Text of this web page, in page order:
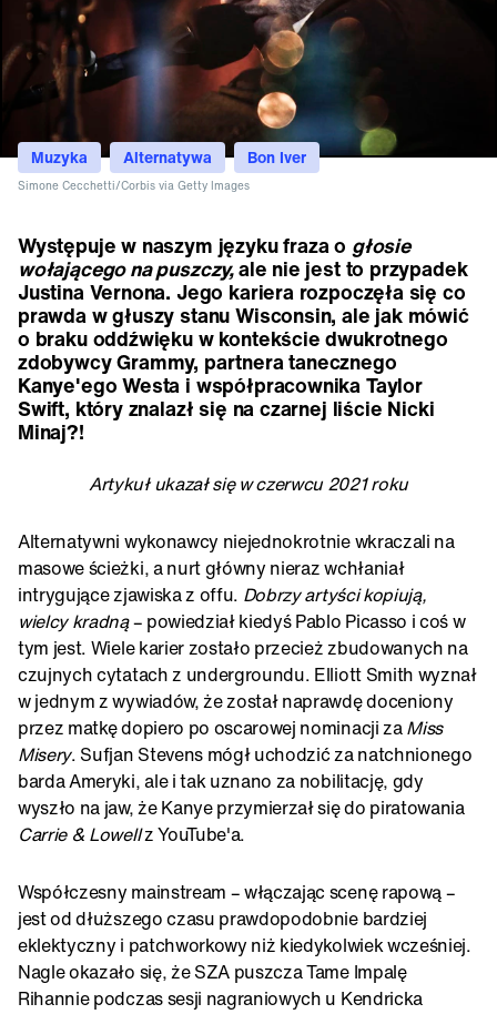
Muzyka Alternatywa Bon Iver
Simone Cecchetti/Corbis via Getty Images
Występuje w naszym języku fraza o głosie
wołającego na puszczy,ale nie jest to przypadek
Justina Vernona. Jego kariera rozpoczęła się co
prawda w głuszy stanu Wisconsin, ale jak mówić
o braku oddźwięku w kontekście dwukrotnego
zdobywcy Grammy, partnera tanecznego
Kanye'ego Westa i współpracownika Taylor
Swift, który znalazł się na czarnej liście Nicki
Minaj?!
Artykuł ukazał się w czerwcu 2021 roku
Alternatywni wykonawcy niejednokrotnie wkraczali na
masowe ścieżki, a nurt główny nieraz wchłaniał
intrygujące zjawiska z offu. Dobrzy artyści kopiują,
wielcy kradną– powiedział kiedyś Pablo Picasso i coś w
tym jest. Wiele karier zostało przecież zbudowanych na
czujnych cytatach z undergroundu. Elliott Smith wyznał
w jednym z wywiadów, że został naprawdę doceniony
przez matkę dopiero po oscarowej nominacji zaMiss
Misery. Sufjan Stevens mógł uchodzić za natchnionego
barda Ameryki, ale i tak uznano za nobilitację, gdy
wyszło na jaw, że Kanye przymierzał się do piratowania
Carrie & Lowellz YouTube'a.
Współczesny mainstream – włączając scenę rapową –
jest od dłuższego czasu prawdopodobnie bardziej
eklektyczny i patchworkowy niż kiedykolwiek wcześniej.
Nagle okazało się, że SZA puszcza Tame Impalę
Rihannie podczas sesji nagraniowych u Kendricka